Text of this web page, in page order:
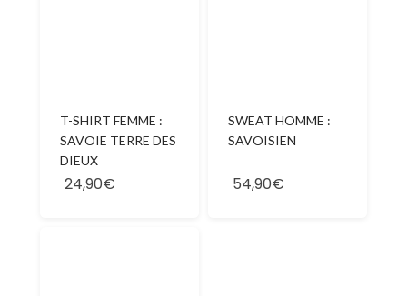
T-SHIRT FEMME :
SAVOIE TERRE DES
DIEUX
24,90€
SWEAT HOMME :
SAVOISIEN
54,90€